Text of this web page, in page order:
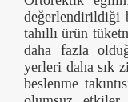
değerlendirildiği
tahıllı ürün
daha fazla
yerleri daha sık
beslenme